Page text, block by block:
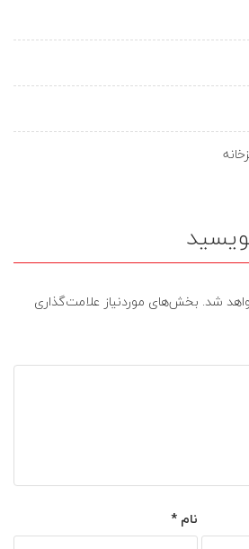
شد. بخش‌های موردنیاز علامت‌گذاری
نام*